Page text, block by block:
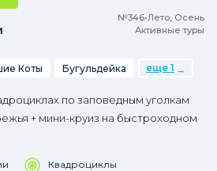
№346•Лето, Осень
Активные туры
Коты Бугульдейка еще 1
по заповедным уголкам
+ мини-круиз на быстроходном
Квадроциклы